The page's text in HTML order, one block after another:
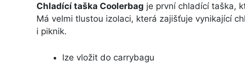
Chladící taška Coolerbag je první chladící taška,
Má velmi tlustou izolaci, která zajišťuje vynikající
i piknik.
lze vložit do carrybagu